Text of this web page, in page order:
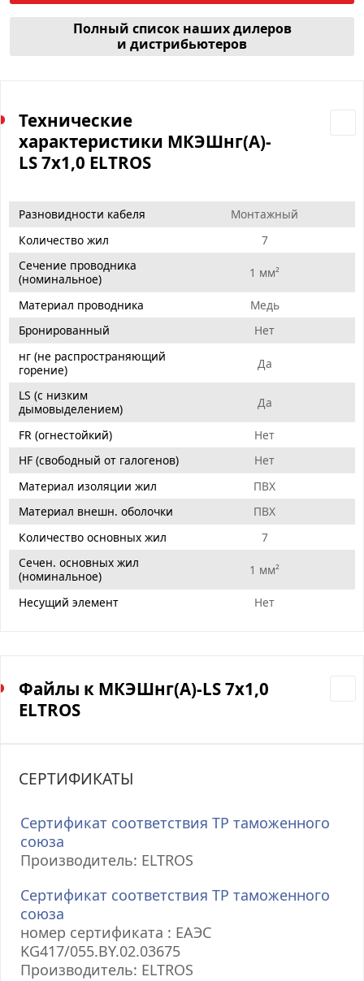
Полный список наших дилеров
и дистрибьютеров
Технические
характеристики МКЭШнг(А)-
LS 7х1,0 ELTROS
Разновидности кабеля
Монтажный
Количество жил
7
Сечение проводника
(номинальное)
1 мм²
Материал проводника
Медь
Бронированный
Нет
нг (не распространяющий
горение)
Да
LS (с низким
дымовыделением)
Да
FR (огнестойкий)
Нет
HF (свободный от галогенов)
Нет
Материал изоляции жил
ПВХ
Материал внешн. оболочки
ПВХ
Количество основных жил
7
Сечен. основных жил
(номинальное)
1 мм²
Несущий элемент Нет
Файлы к МКЭШнг(А)-LS 7х1,0
ELTROS
СЕРТИФИКАТЫ
Сертификат соответствия ТР таможенного
союза
Производитель: ELTROS
Сертификат соответствия ТР таможенного
союза
номер сертификата : ЕАЭС
KG417/055.BY.02.03675
Производитель: ELTROS